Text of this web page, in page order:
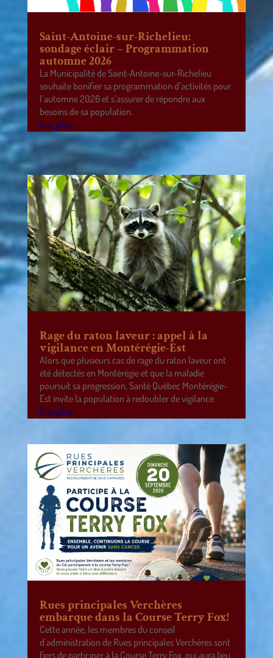
Saint-Antoine-sur-Richelieu:
sondage éclair – Programmation
automne 2026
La Municipalité de Saint-Antoine-sur-Richelieu
souhaite bonifier sa programmation d’activités pour
l’automne 2026 et s’assurer de répondre aux
besoins de sa population.
lire plus
Rage du raton laveur : appel à la
vigilance en Montérégie-Est
Alors que plusieurs cas de rage du raton laveur ont
été détectés en Montérégie et que la maladie
poursuit sa progression, Santé Québec Montérégie-
Est invite la population à redoubler de vigilance.
lire plus
Rues principales Verchères
embarque dans la Course Terry Fox!
Cette année, les membres du conseil
d’administration de Rues principales Verchères sont
fiers de participer à la Course Terry Fox, qui aura lieu